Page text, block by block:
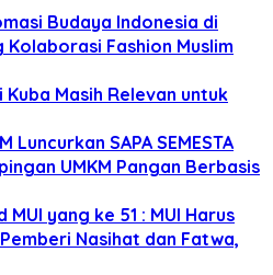
Budaya Indonesia di
Kolaborasi Fashion Muslim
Masih Relevan untuk
Luncurkan SAPA SEMESTA
UMKM Pangan Berbasis
yang ke 51 : MUI Harus
Nasihat dan Fatwa,